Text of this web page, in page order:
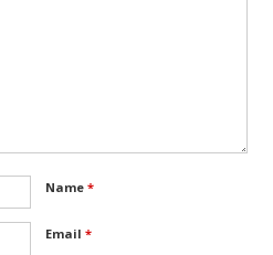
Name *
Email *